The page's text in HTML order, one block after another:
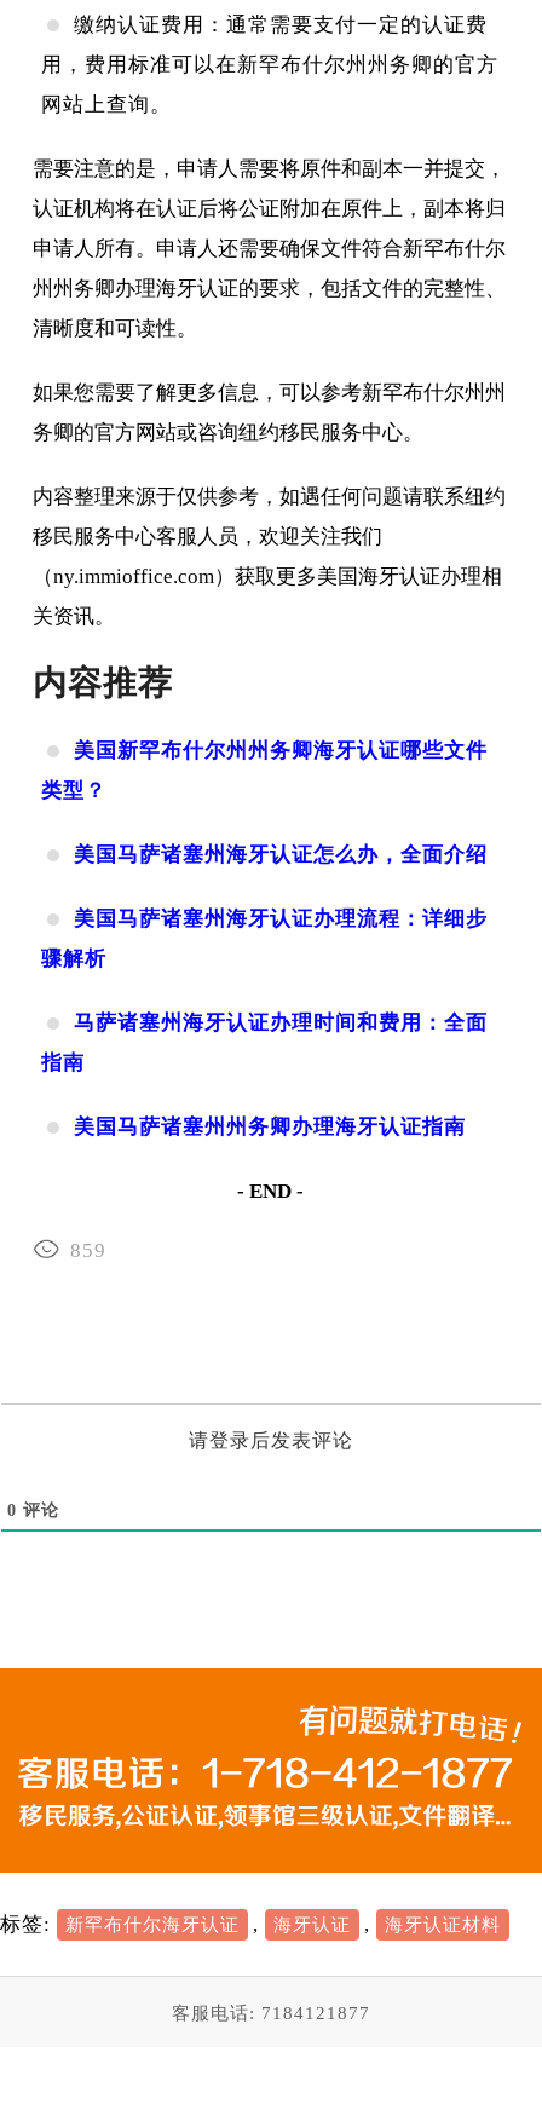
缴纳认证费用：通常需要支付一定的认证费
用，费用标准可以在新罕布什尔州州务卿的官方
网站上查询。
需要注意的是，申请人需要将原件和副本一并提交，
认证机构将在认证后将公证附加在原件上，副本将归
申请人所有。申请人还需要确保文件符合新罕布什尔
州州务卿办理海牙认证的要求，包括文件的完整性、
清晰度和可读性。
如果您需要了解更多信息，可以参考新罕布什尔州州
务卿的官方网站或咨询纽约移民服务中心。
内容整理来源于仅供参考，如遇任何问题请联系纽约
移民服务中心客服人员，欢迎关注我们
（ny.immioffice.com）获取更多美国海牙认证办理相
关资讯。
内容推荐
美国新罕布什尔州州务卿海牙认证哪些文件
类型？
美国马萨诸塞州海牙认证怎么办，全面介绍
美国马萨诸塞州海牙认证办理流程：详细步
骤解析
马萨诸塞州海牙认证办理时间和费用：全面
指南
美国马萨诸塞州州务卿办理海牙认证指南
- END -
859
请登录后发表评论
0 评论
标签: 新罕布什尔海牙认证 , 海牙认证 , 海牙认证材料
客服电话: 7184121877